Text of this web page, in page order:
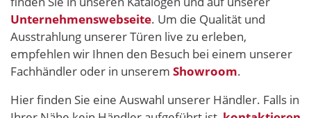
Unternehmenswebseite. Um die Qualität und
Ausstrahlung unserer Türen live zu erleben,
empfehlen wir Ihnen den Besuch bei einem unserer
Fachhändler oder in unserem Showroom.
Hier finden Sie eine Auswahl unserer Händler. Falls in